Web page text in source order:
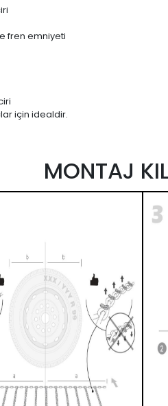
fren emniyeti
için idealdir.
MONTAJ